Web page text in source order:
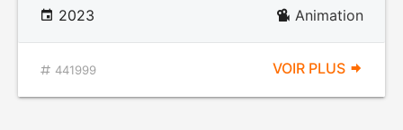
2023 Animation
441999 VOIR PLUS